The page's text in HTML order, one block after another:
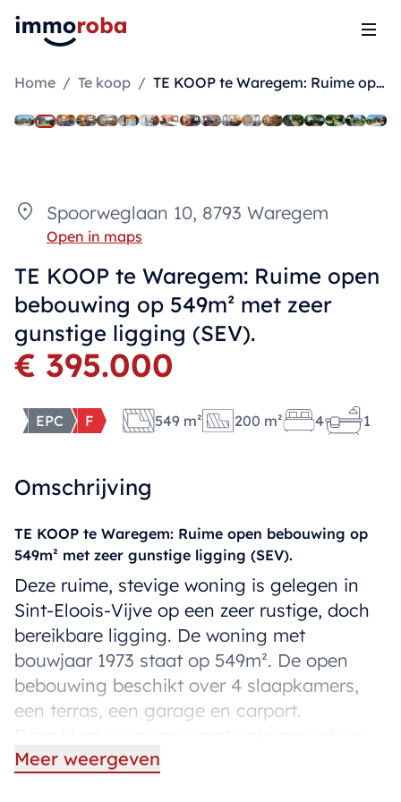
Home / Te koop / TE KOOP te Waregem: Ruime open bebouwing op 549m² met zeer gunstige ligging (SEV).
Spoorweglaan 10, 8793 Waregem
Open in maps
TE KOOP te Waregem: Ruime open
bebouwing op 549m² met zeer
gunstige ligging (SEV).
€ 395.000
EPC F 549 m² 200 m² 4 1
Omschrijving
TE KOOP te Waregem: Ruime open bebouwing op
549m² met zeer gunstige ligging (SEV).
Deze ruime, stevige woning is gelegen in
Sint-Eloois-Vijve op een zeer rustige, doch
bereikbare ligging. De woning met
bouwjaar 1973 staat op 549m². De open
bebouwing beschikt over 4 slaapkamers,
een terras, een garage en carport.
valt onder de renovatieplicht, maar biedt
Meer weergeven